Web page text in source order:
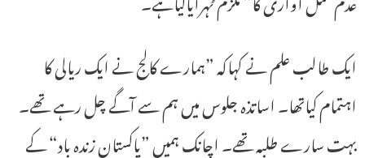
ایک طالب علم نے کہاکہ ”ہمارے کالج نے ایک ریالی کا
اہتمام کیاتھا۔ اساتذہ جلوس میں ہم سے آگے چل رہے تھے۔
بہت سارے طلبہ تھے۔ اچانک ہمیں ”پاکستان زندہ باد“ کے